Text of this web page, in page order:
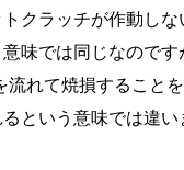
クラッチが作動しな
味では同じなので
流れて焼損すること
という意味では違い